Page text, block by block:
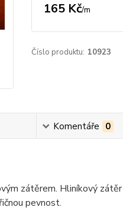
165 Kč/m
Číslo produktu: 10923
Komentáře 0
zátěrem. Hliníkový
pevnost.